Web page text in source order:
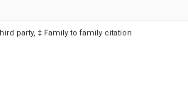
party, ‡ Family to family citation